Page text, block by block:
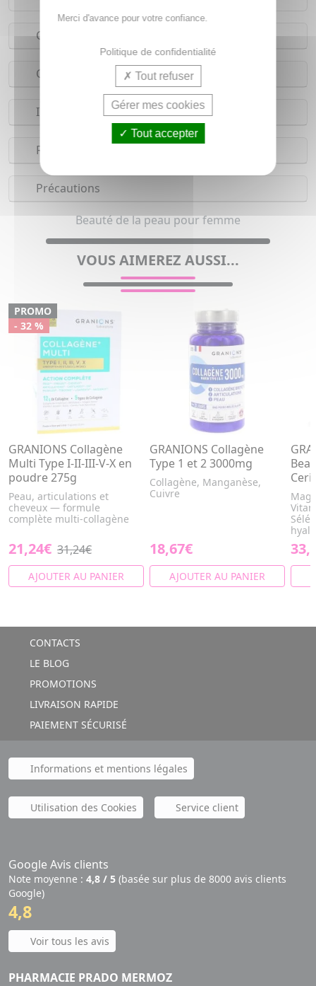
Conseils d'utilisation
Composition
Indications
Réserves
Précautions
Beauté de la peau pour femme
VOUS AIMEREZ AUSSI...
PROMO
- 32 %
GRANIONS Collagène
Multi Type I-II-III-V-X en
poudre 275g
Peau, articulations et
cheveux — formule
complète multi-collagène
21,24€ 31,24€
AJOUTER AU PANIER
GRANIONS Collagène
Type 1 et 2 3000mg
Collagène, Manganèse,
Cuivre
18,67€
AJOUTER AU PANIER
CONTACTS
LE BLOG
PROMOTIONS
LIVRAISON RAPIDE
PAIEMENT SÉCURISÉ
Informations et mentions légales
Utilisation des Cookies Service client
Google Avis clients
Note moyenne : 4,8 / 5 (basée sur plus de 8000 avis clients
Google)
4,8
Voir tous les avis
PHARMACIE PRADO MERMOZ
Merci d'avance pour votre confiance.
Politique de confidentialité
Tout refuser
Gérer mes cookies
Tout accepter